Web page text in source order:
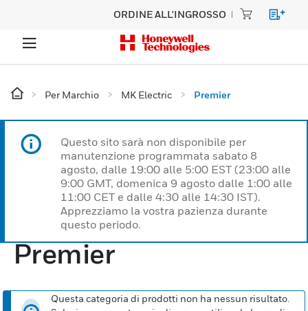
ORDINE ALL'INGROSSO
Per Marchio MK Electric Premier
Questo sito sarà non disponibile per
manutenzione programmata sabato 8
agosto, dalle 19:00 alle 5:00 EST (23:00 alle
9:00 GMT, domenica 9 agosto dalle 1:00 alle
11:00 CET e dalle 4:30 alle 14:30 IST).
Apprezziamo la vostra pazienza durante
questo periodo.
Premier
Questa categoria di prodotti non ha nessun risultato.